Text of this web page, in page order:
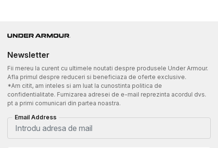
Newsletter
Fii mereu la curent cu ultimele noutati despre produsele Under Armour.
Afla primul despre reduceri si beneficiaza de oferte exclusive.
*Am citit, am inteles si am luat la cunostinta politica de
confidentialitate. Furnizarea adresei de e-mail reprezinta acordul dvs.
pt a primi comunicari din partea noastra.
Email Address